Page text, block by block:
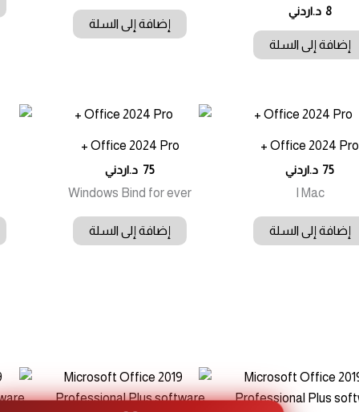
8 د.اردني
إضافة إلى السلة
إضافة إلى السلة
Office 2024 Pro +
75 د.اردني
I Mac
إضافة إلى السلة
Office 2024 Pro +
75 د.اردني
Windows Bind for ever
إضافة إلى السلة